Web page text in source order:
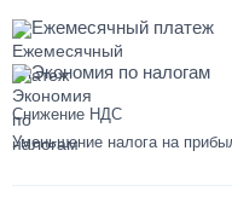
Ежемесячный платеж
Экономия по налогам
Снижение НДС
Уменьшение налога на